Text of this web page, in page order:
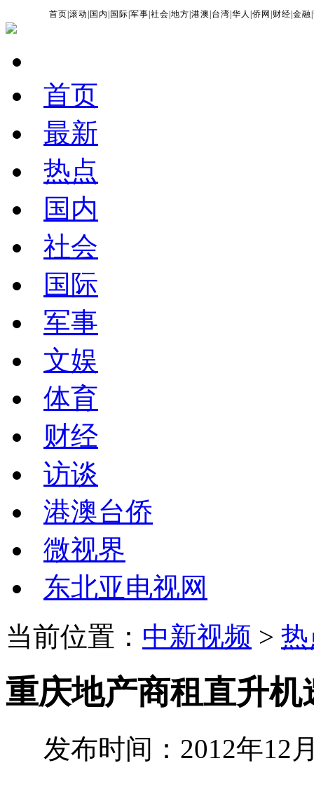
首页 |滚动 国内 国际 |军事 |社会 |地方 |港澳 台湾 |华人 |侨网 财经 |金融 |
首页
最新
热点
国内
社会
国际
军事
文娱
体育
财经
访谈
港澳台侨
微视界
东北亚电视网
当前位置： 中新视频 >
重庆地产商租直升机
发布时间：2012年12